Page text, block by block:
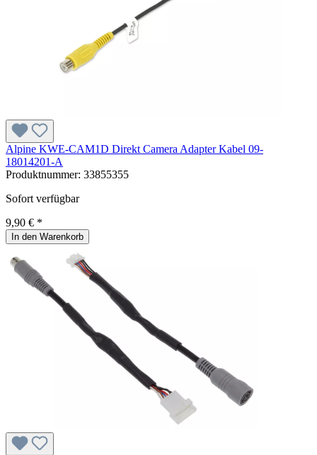
Alpine KWE-CAM1D Direkt Camera Adapter Kabel 09-
18014201-A
Produktnummer: 33855355
Sofort verfügbar
9,90 € *
In den Warenkorb